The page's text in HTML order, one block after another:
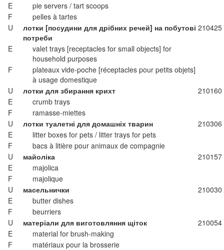
E
pie servers / tart scoops
F
pelles à tartes
U
лотки [посудини для дрібних речей] на побутові
потреби
210425
E
valet trays [receptacles for small objects] for
household purposes
F
plateaux vide-poche [réceptacles pour petits objets]
à usage domestique
U
лотки для збирання крихт
210160
E
crumb trays
F
ramasse-miettes
U
лотки туалетні для домашніх тварин
210306
E
litter boxes for pets / litter trays for pets
F
bacs à litière pour animaux de compagnie
U
майоліка
210157
E
majolica
F
majolique
U
масельнички
210030
E
butter dishes
F
beurriers
U
матеріали для виготовляння щіток
210054
E
material for brush-making
F
matériaux pour la brosserie